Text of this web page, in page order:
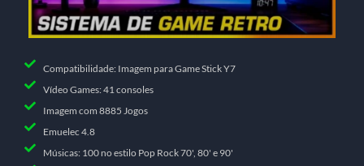
Compatibilidade: Imagem para Game Stick Y7
Vídeo Games: 41 consoles
Imagem com 8885 Jogos
Emuelec 4.8
Músicas: 100 no estilo Pop Rock 70', 80' e 90'